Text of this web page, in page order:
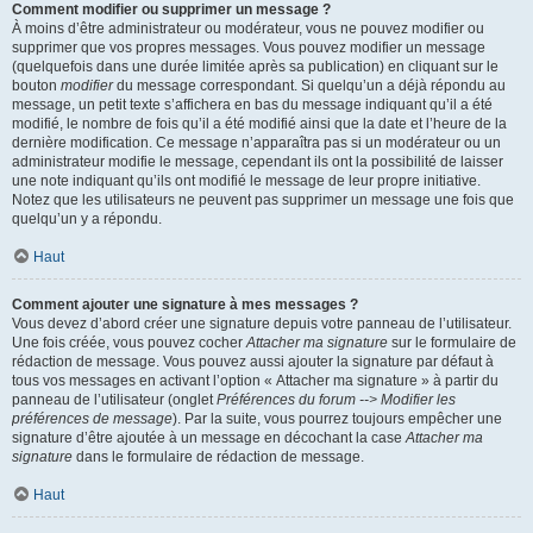
Comment modifier ou supprimer un message ?
À moins d’être administrateur ou modérateur, vous ne pouvez modifier ou
supprimer que vos propres messages. Vous pouvez modifier un message
(quelquefois dans une durée limitée après sa publication) en cliquant sur le
bouton modifierdu message correspondant. Si quelqu’un a déjà répondu au
message, un petit texte s’affichera en bas du message indiquant qu’il a été
modifié, le nombre de fois qu’il a été modifié ainsi que la date et l’heure de la
dernière modification. Ce message n’apparaîtra pas si un modérateur ou un
administrateur modifie le message, cependant ils ont la possibilité de laisser
une note indiquant qu’ils ont modifié le message de leur propre initiative.
Notez que les utilisateurs ne peuvent pas supprimer un message une fois que
quelqu’un y a répondu.
Haut
Comment ajouter une signature à mes messages ?
Vous devez d’abord créer une signature depuis votre panneau de l’utilisateur.
Une fois créée, vous pouvez cocherAttacher ma signature sur le formulaire de
rédaction de message. Vous pouvez aussi ajouter la signature par défaut à
tous vos messages en activant l’option « Attacher ma signature » à partir du
panneau de l’utilisateur (ongletPréférences du forum --> Modifier les
préférences de message). Par la suite, vous pourrez toujours empêcher une
signature d’être ajoutée à un message en décochant la caseAttacher ma
signature dans le formulaire de rédaction de message.
Haut